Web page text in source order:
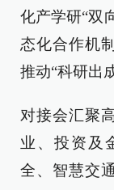
化产学研“双
态化合作机
推动“科研出
对接会汇聚
业、投资及
全、智慧交